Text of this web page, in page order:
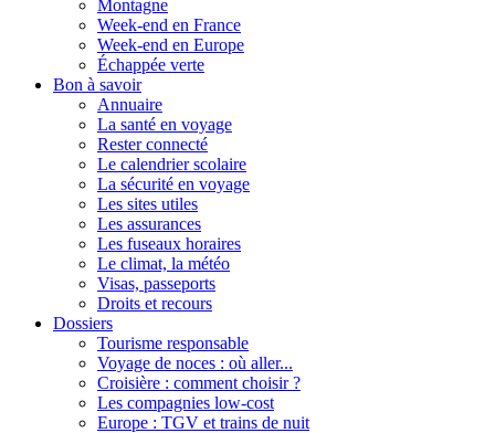
Montagne
Week-end en France
Week-end en Europe
Échappée verte
Bon à savoir
Annuaire
La santé en voyage
Rester connecté
Le calendrier scolaire
La sécurité en voyage
Les sites utiles
Les assurances
Les fuseaux horaires
Le climat, la météo
Visas, passeports
Droits et recours
Dossiers
Tourisme responsable
Voyage de noces : où aller...
Croisière : comment choisir ?
Les compagnies low-cost
Europe : TGV et trains de nuit